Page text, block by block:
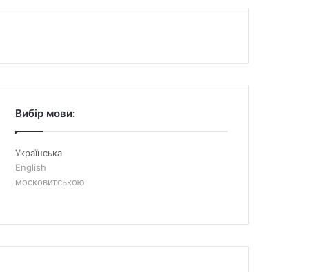
Вибір мови:
Українська
English
московитською